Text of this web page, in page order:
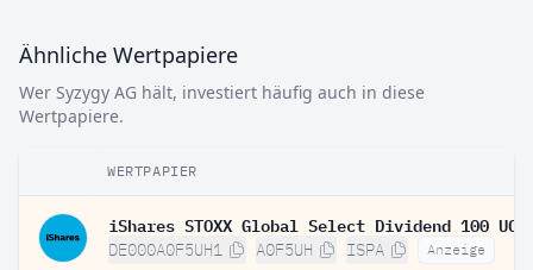
Ähnliche Wertpapiere
Wer Syzygy AG hält, investiert häufig auch in diese
Wertpapiere.
WERTPAPIER
DE000A0F5UH1 A0F5UH ISPA Anzeige